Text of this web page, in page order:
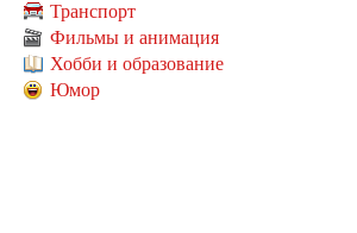
Транспорт
Фильмы и анимация
Хобби и образование
Юмор